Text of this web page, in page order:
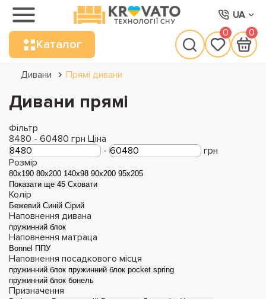
UA
Каталог
0 0
Дивани Прямі дивани
Дивани прямі
Фільтр
8480 - 60480 грн Ціна
-
грн
Розмір
80x190 80x200 140х98 90x200 95х205
Показати ще 45 Сховати
Колір
Бежевий Синій Сірий
Наповнення дивана
пружинний блок
Наповнення матраца
Bonnel ППУ
Наповнення посадкового місця
пружинний блок пружинний блок pocket spring
пружинний блок бонель
Призначення